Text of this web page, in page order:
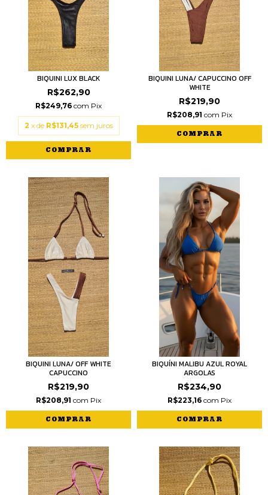
BIQUINI LUX BLACK
R$262,90
R$249,76 com Pix
2 x de R$131,45 sem juros
COMPRAR
BIQUINI LUNA/ CAPUCCINO OFF
WHITE
R$219,90
R$208,91 com Pix
COMPRAR
BIQUINI LUNA/ OFF WHITE
CAPUCCINO
R$219,90
R$208,91 com Pix
COMPRAR
BIQUÍNI MALIBU AZUL ROYAL
ARGOLAS
R$234,90
R$223,16 com Pix
COMPRAR